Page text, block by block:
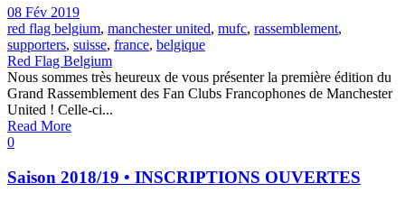
08 Fév 2019
red flag belgium, manchester united, mufc, rassemblement,
supporters, suisse, france, belgique
Red Flag Belgium
Nous sommes très heureux de vous présenter la première édition du
Grand Rassemblement des Fan Clubs Francophones de Manchester
United ! Celle-ci...
Read More
0
Saison 2018/19 • INSCRIPTIONS OUVERTES